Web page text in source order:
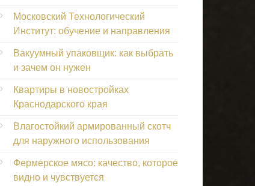
Московский Технологический
Институт: обучение и направления
Вакуумный упаковщик: как выбрать
и зачем он нужен
Квартиры в новостройках
Краснодарского края
Влагостойкий армированный скотч
для наружного использования
Фермерское мясо: качество, которое
видно и чувствуется